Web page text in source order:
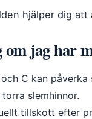
hjälper dig
jag har
C kan
slemhinnor.
tillskott efter